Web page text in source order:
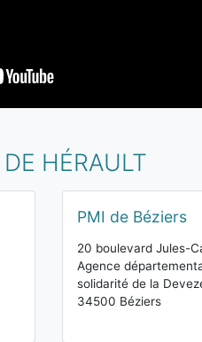
HÉRAULT
PMI de Béziers
20 boulevard Jules-
Agence
solidarité de la
34500 Béziers